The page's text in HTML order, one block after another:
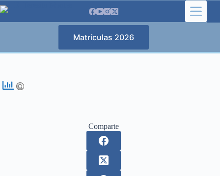
Saltar
al
contenido
Matrículas 2026
Comparte